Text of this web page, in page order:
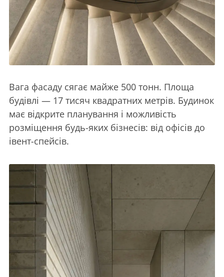
Вага фасаду сягає майже 500 тонн. Площа
будівлі — 17 тисяч квадратних метрів. Будинок
має відкрите планування і можливість
розміщення будь-яких бізнесів: від офісів до
івент-спейсів.